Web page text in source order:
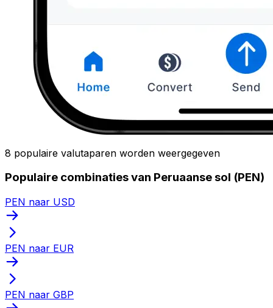
8 populaire valutaparen worden weergegeven
Populaire combinaties van Peruaanse sol (PEN)
PEN naar USD
PEN naar EUR
PEN naar GBP